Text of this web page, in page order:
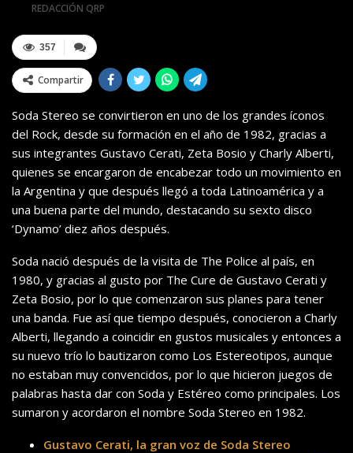
REDACCIÓN QRP
357
Compartir
Soda Stereo se convirtieron en uno de los grandes íconos
del Rock, desde su formación en el año de 1982, gracias a
sus integrantes Gustavo Cerati, Zeta Bosio y Charly Alberti,
quienes se encargaron de encabezar todo un movimiento en
la Argentina y que después llegó a toda Latinoamérica y a
una buena parte del mundo, destacando su sexto disco
‘Dynamo’ diez años después.
Soda nació después de la visita de The Police al país, en
1980, y gracias al gusto por The Cure de Gustavo Cerati y
Zeta Bosio, por lo que comenzaron sus planes para tener
una banda. Fue así que tiempo después, conocieron a Charly
Alberti, llegando a coincidir en gustos musicales y entonces a
su nuevo trío lo bautizaron como Los Estereotipos, aunque
no estaban muy convencidos, por lo que hicieron juegos de
palabras hasta dar con Soda y Estéreo como principales. Los
sumaron y acordaron el nombre Soda Stereo en 1982.
Gustavo Cerati, la gran voz de Soda Stereo